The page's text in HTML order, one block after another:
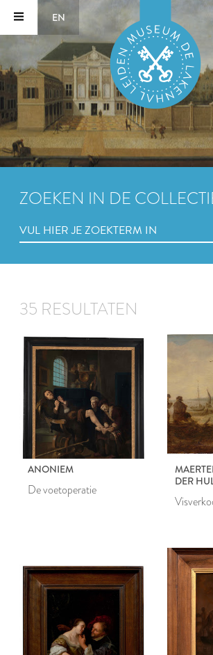
EN
ZOEKEN IN DE
35 RESULTATEN
ANONIEM
De voetoperatie
DER